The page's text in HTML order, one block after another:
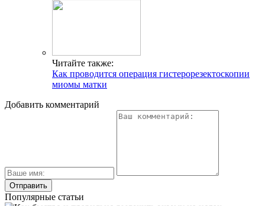
Читайте также:
Как проводится операция гистерорезектоскопии
миомы матки
Добавить комментарий
Популярные статьи